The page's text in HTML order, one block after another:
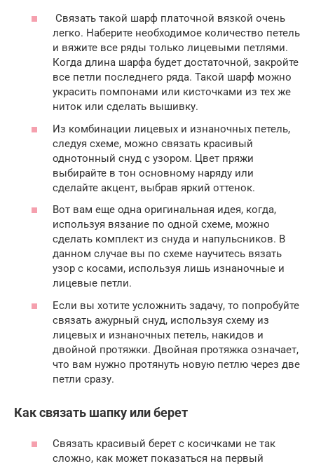
Связать такой шарф платочной вязкой очень
легко. Наберите необходимое количество петель
и вяжите все ряды только лицевыми петлями.
Когда длина шарфа будет достаточной, закройте
все петли последнего ряда. Такой шарф можно
украсить помпонами или кисточками из тех же
ниток или сделать вышивку.
Из комбинации лицевых и изнаночных петель,
следуя схеме, можно связать красивый
однотонный снуд с узором. Цвет пряжи
выбирайте в тон основному наряду или
сделайте акцент, выбрав яркий оттенок.
Вот вам еще одна оригинальная идея, когда,
используя вязание по одной схеме, можно
сделать комплект из снуда и напульсников. В
данном случае вы по схеме научитесь вязать
узор с косами, используя лишь изнаночные и
лицевые петли.
Если вы хотите усложнить задачу, то попробуйте
связать ажурный снуд, используя схему из
лицевых и изнаночных петель, накидов и
двойной протяжки. Двойная протяжка означает,
что вам нужно протянуть новую петлю через две
петли сразу.
Как связать шапку или берет
Связать красивый берет с косичками не так
сложно, как может показаться на первый